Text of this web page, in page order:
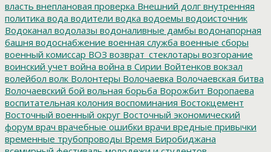
власть внеплановая проверка Внешний долг внутренняя
политика вода водители водка водоемы водоисточник
Водоканал водолазы водоналивные дамбы водонапорная
башня водоснабжение военная служба военные сборы
военный комиссар ВОЗ возврат_стеклотары возгорание
воинский учет война война в Сирии Войтенков вокзал
волейбол волк Волонтеры Волочаевка Волочаевская битва
Волочаевский бой вольная борьба Ворожбит Воропаева
воспитательная колония воспоминания Востокцемент
Восточный военный округ Восточный экономический
форум врач врачебные ошибки врачи вредные привычки
временные трубопроводы Время Биробиджана